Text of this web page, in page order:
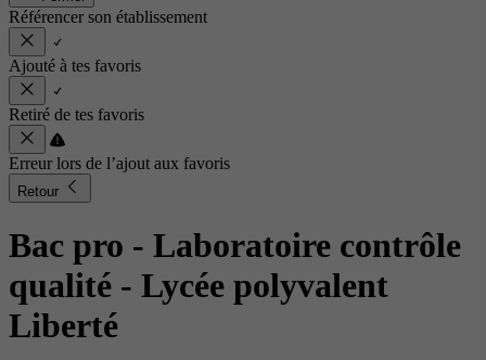
Référencer son établissement
Ajouté à tes favoris
Retiré de tes favoris
Erreur lors de l’ajout aux favoris
Retour
Bac pro - Laboratoire contrôle
qualité - Lycée polyvalent
Liberté